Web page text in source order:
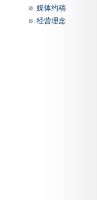
媒体约稿
经营理念